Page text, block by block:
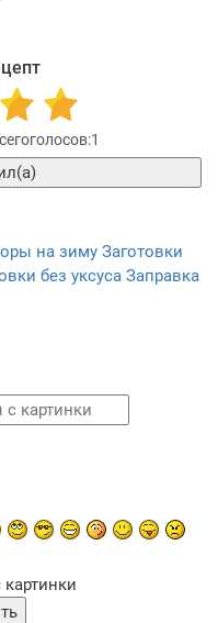
1
на зиму Заготовки
без уксуса Заправка